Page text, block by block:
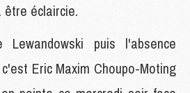
éclaircie.
puis l'absence
Eric Maxim Choupo-Moting